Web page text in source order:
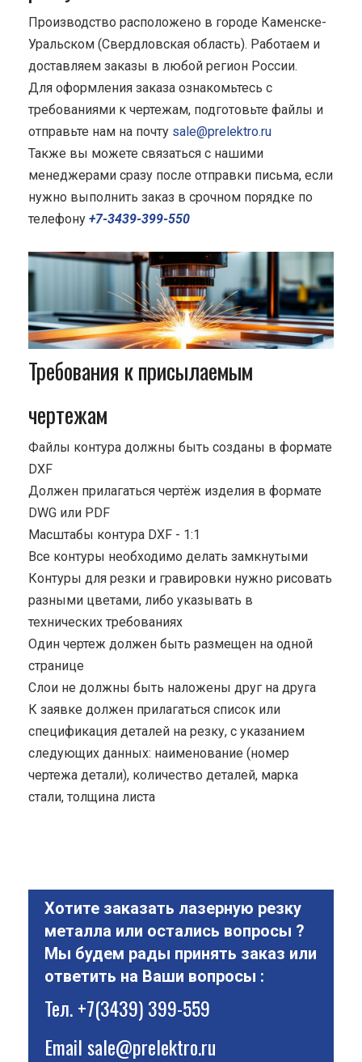
Производство расположено в городе Каменске-
Уральском (Свердловская область). Работаем и
доставляем заказы в любой регион России.
Для оформления заказа ознакомьтесь с
требованиями к чертежам, подготовьте файлы и
отправьте нам на почту sale@prelektro.ru
Также вы можете связаться с нашими
менеджерами сразу после отправки письма, если
нужно выполнить заказ в срочном порядке по
телефону +7-3439-399-550
Требования к присылаемым
чертежам
Файлы контура должны быть созданы в формате
DXF
Должен прилагаться чертёж изделия в формате
DWG или PDF
Масштабы контура DXF - 1:1
Все контуры необходимо делать замкнутыми
Контуры для резки и гравировки нужно рисовать
разными цветами, либо указывать в
технических требованиях
Один чертеж должен быть размещен на одной
странице
Cлои не должны быть наложены друг на друга
К заявке должен прилагаться список или
спецификация деталей на резку, с указанием
следующих данных: наименование (номер
чертежа детали), количество деталей, марка
стали, толщина листа
Хотите заказать лазерную резку
металла или остались вопросы ?
Мы будем рады принять заказ или
ответить на Ваши вопросы :
Тел.+7(3439) 399-559
Emailsale@prelektro.ru